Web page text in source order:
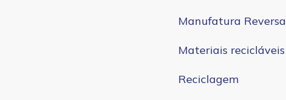
Manufatura Reversa
Materiais recicláveis
Reciclagem